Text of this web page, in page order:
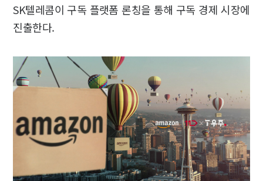
SK텔레콤이 구독 플랫폼 론칭을 통해 구독 경제 시장에
진출한다.